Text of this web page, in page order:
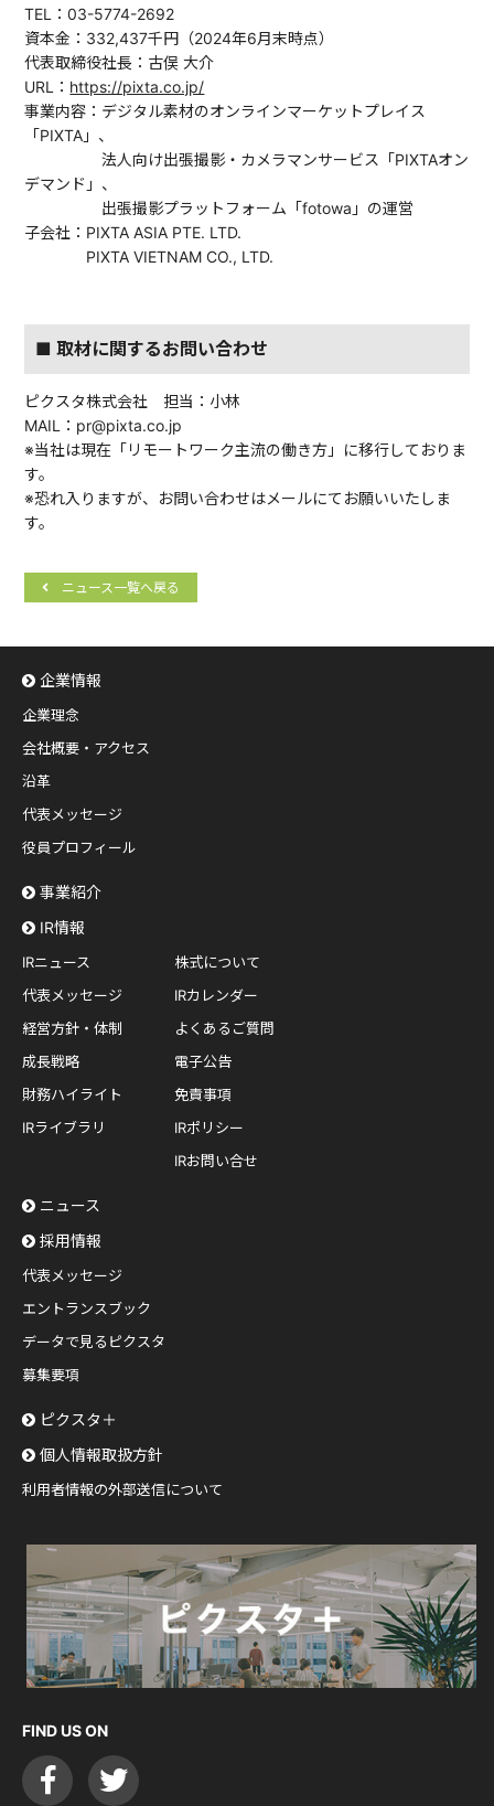
TEL：03-5774-2692
資本金：332,437千円（2024年6月末時点）
代表取締役社長：古俣 大介
URL： https://pixta.co.jp/
事業内容：デジタル素材のオンラインマーケットプレイス
「PIXTA」、
法人向け出張撮影・カメラマンサービス「PIXTAオン
デマンド」、
出張撮影プラットフォーム「fotowa」の運営
子会社：PIXTA ASIA PTE. LTD.
PIXTA VIETNAM CO., LTD.
■ 取材に関するお問い合わせ
ピクスタ株式会社 担当：小林
MAIL：pr@pixta.co.jp
※当社は現在「リモートワーク主流の働き方」に移行しておりま
す。
※恐れ入りますが、お問い合わせはメールにてお願いいたしま
す。
ニュース一覧へ戻る
企業情報
企業理念
会社概要・アクセス
沿革
代表メッセージ
役員プロフィール
事業紹介
IR情報
IRニュース
代表メッセージ
経営方針・体制
成長戦略
財務ハイライト
IRライブラリ
株式について
IRカレンダー
よくあるご質問
電子公告
免責事項
IRポリシー
IRお問い合せ
ニュース
採用情報
代表メッセージ
エントランスブック
データで見るピクスタ
募集要項
ピクスタ＋
個人情報取扱方針
利用者情報の外部送信について
FIND US ON